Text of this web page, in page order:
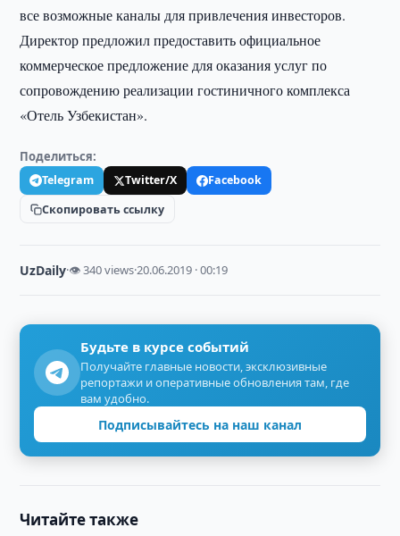
все возможные каналы для привлечения инвесторов.
Директор предложил предоставить официальное
коммерческое предложение для оказания услуг по
сопровождению реализации гостиничного комплекса
«Отель Узбекистан».
Поделиться:
Telegram Twitter/X
Facebook
Скопировать ссылку
UzDaily·👁 340 views·20.06.2019 · 00:19
Будьте в курсе событий
Получайте главные новости, эксклюзивные
репортажи и оперативные обновления там, где
вам удобно.
Подписывайтесь на наш канал
Читайте также